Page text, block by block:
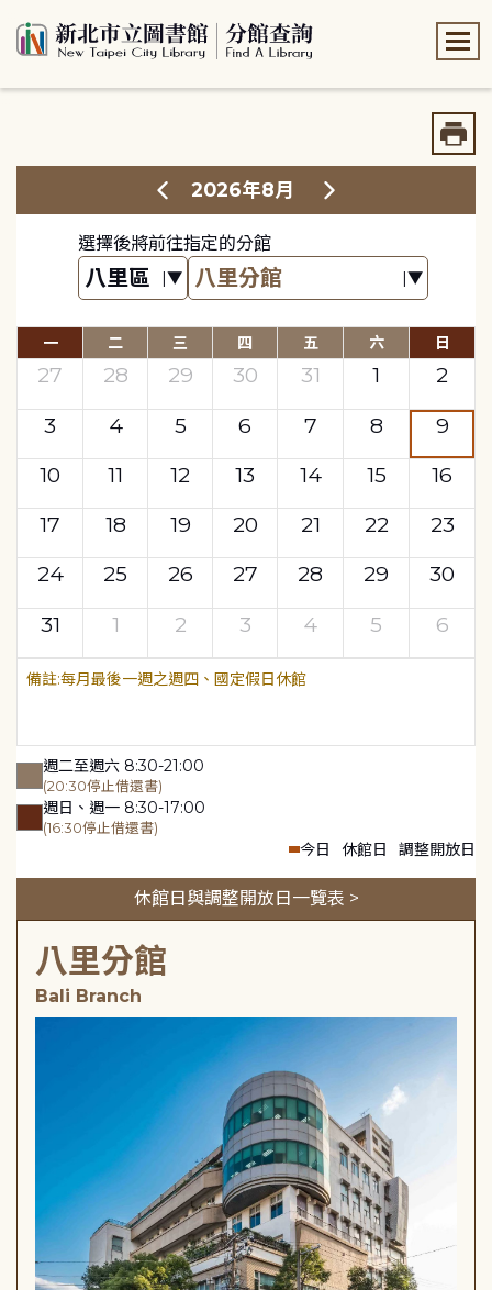
2026年8月
選擇後將前往指定的分館
一 二 三 四 五 六 日
27 28 29 30 31 1
2
3
4 5 6 7 8
9
10
11 12 13 14 15
16
17
18 19 20 21 22
23
24
25 26 27 28 29
30
31
1 2 3 4 5 6
每月最後一週之週四、國定假日休館
週二至週六 8:30-21:00
(20:30停止借還書)
週日、週一 8:30-17:00
(16:30停止借還書)
今日 休館日 調整開放日
休館日與調整開放日一覽表 >
八里分館
Bali Branch